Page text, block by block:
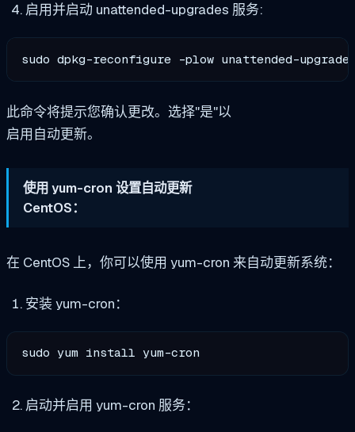
启用并启动 unattended-upgrades 服务:
sudo dpkg-reconfigure -plow unattended-
此命令将提示您确认更改。选择"是"以
启用自动更新。
使用 yum-cron 设置自动更新
CentOS：
在 CentOS 上，你可以使用 yum-cron 来自动更新系统：
安装 yum-cron：
sudo yum install yum-cron
启动并启用 yum-cron 服务：